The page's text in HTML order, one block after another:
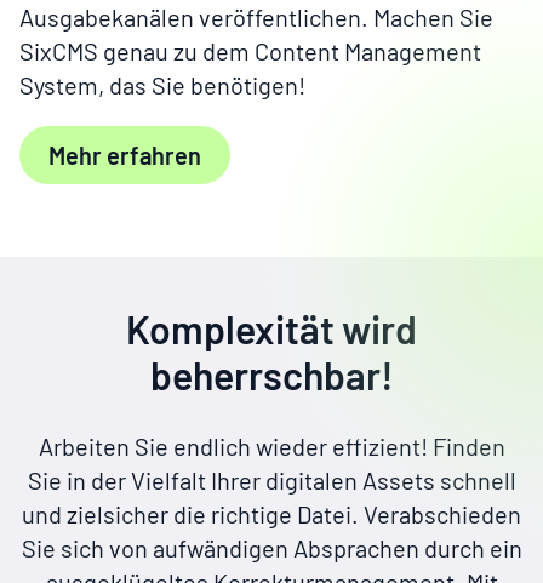
Ausgabekanälen veröffentlichen Machen Sie
SixCMS genau zu dem Content Management
System, das Sie benötigen!
Mehr erfahren
Komplexität wird
beherrschbar!
Arbeiten Sie endlich wieder effizient! Finden
Sie in der Vielfalt Ihrer digitalen Assets schnell
und zielsicher die richtige Datei. Verabschieden
Sie sich von aufwändigen Absprachen durch ein